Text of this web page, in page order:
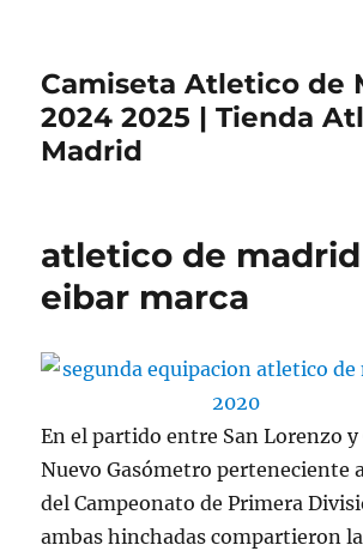
Camiseta Atletico de
2024 2025 | Tienda
Madrid
atletico de
eibar marca
En el partido entre San Lorenzo
Nuevo Gasómetro perteneciente
del Campeonato de Primera
ambas hinchadas compartieron